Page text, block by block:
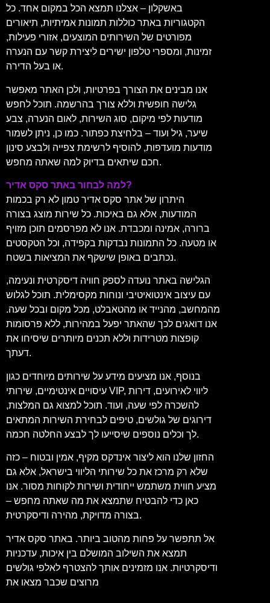
באשקלון – אצלנו תמצא הכל במקום אחד. כל
הקטגוריות באתר כוללות תמונות אמיתיות, תיאורים
מפורטים של השירותים המוצעים, אזורי פעילות,
זמינות, ומספרי טלפון ישירים ליצירת קשר עם הנערה
או בעל הדירה.
אנו מבינים את הצורך בפרטיות, ולכן האתר מאפשר
גלישה חופשית וללא צורך בהרשמה. תוכל לחפש
מודעות לפי מיקום, סוג השירות, לאום הנערה, צבע
שיער, גיל ועוד – בלחיצת כפתור. כמו כן, ניתן לשמור
מודעות מועדפות, להוסיף לרשימת צפייה ולבצע סינון
חכם שיתאים בדיוק למה שאתה מחפש.
למה לבחור באתר סקס אדיר?
היתרון של אתר סקס אדיר טמון לא רק בכמות
המודעות, אלא גם באיכות. כל שירות מוצג בצורה
ברורה, אמינה ומכבדת. אנו לא מפרסמים תוכן מזויף
או מטעה. כל התמונות נבדקות בקפידה, וכל הטקסטים
נכתבים באופן שישקף את המציאות בשטח.
הגלישה באתר נועדה לספק חוויה דיסקרטית ונעימה,
עם עיצוב אינטואיטיבי ונוחות מקסימלית. תוכל לגלוש
מהמחשב, מהנייד או מהטאבלט, מכל מקום ובכל שעה.
אנו דואגים לכך שהאתר יפעל במהירות, ללא פרסומות
קופצות מטרידות וללא תכנים מיותרים שיסיחו את
דעתך.
בנוסף, אנו מציעים מידע על שירותים מיוחדים כגון
עיסויים אינטימיים, שירותי VIP, ליווי לאירועים, דירות
להשכרה לפי שעה, ועוד. תוכל למצוא גם המלצות,
דירוגים של גולשים, טיפים לבחירת השירות המתאים
לך וכלים נוספים שיסייעו לך לבצע החלטה חכמה.
החזון שלנו הוא ליצור אינדקס מקיף, אמין ובטוח – כזה
שלא רק מרכז את כל שירותי הליווי בישראל, אלא גם
מציע חווית משתמש ייחודית ושירות לקוחות מסור. אנו
כאן כדי להבטיח שתמצא את מה שאתה מחפש –
בצורה מדויקת, מהירה ודיסקרטית.
אל תתפשר על פחות מהטוב ביותר. באתר סקס אדיר
תמצא את השילוב המושלם בין איכות, עדכניות
ודיסקרטיות. אנו מזמינים אותך להצטרף לאלפי גולשים
מרוצים שכבר מצאו את